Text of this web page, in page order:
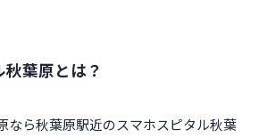
葉原とは？
なら秋葉原駅近のスマホスピタル秋葉